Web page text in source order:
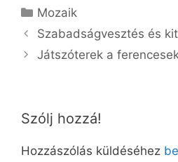
Kategória
Mozaik
Szabadságvesztés és
Játszóterek a
Szólj hozzá!
Hozzászólás küldéséhez